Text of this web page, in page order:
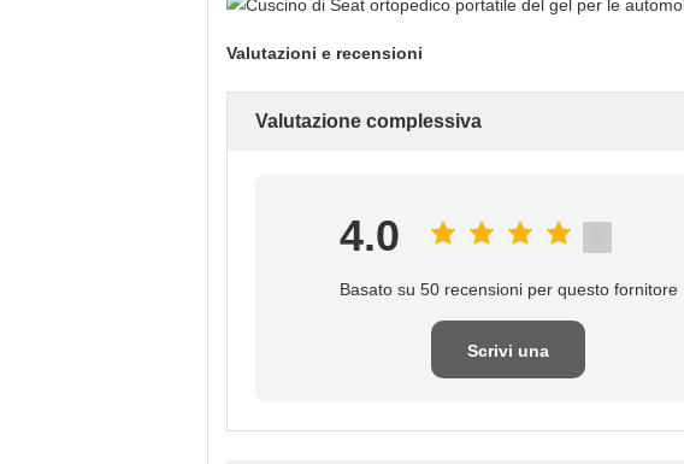
Valutazioni e recensioni
Valutazione complessiva
4.0
Basato su 50 recensioni per questo fornitore
Scrivi una